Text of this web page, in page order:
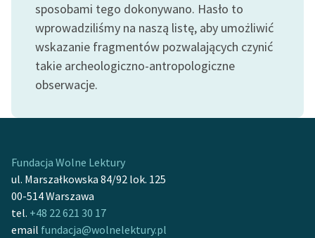
Feministyczne inspiracje.
Popularyzacja
skandynawskiej literatury
feministycznej
Ręce pełne poezji
Kolekcje edukacyjne
do domeny publicznej,
lektur szkolnych oraz
Starego Testamentu
Odkurzamy bohaterów
sposobami tego dokonywano. Hasło to
wprowadziliśmy na naszą listę, aby umożliwić
wskazanie fragmentów pozwalających czynić
takie archeologiczno-antropologiczne
obserwacje.
Fundacja Wolne Lektury
ul. Marszałkowska 84/92 lok. 125
00-514 Warszawa
tel. +48 22 621 30 17
email fundacja@wolnelektury.pl